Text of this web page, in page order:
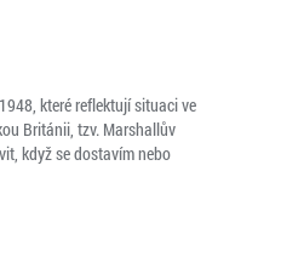
které reflektují situaci ve
Británii, tzv. Marshallův
když se dostavím nebo